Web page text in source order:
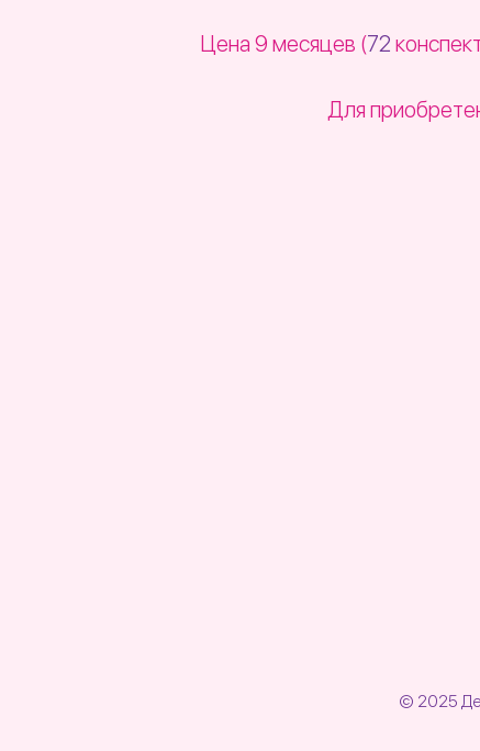
Цена 9 месяцев (72
Для
© 2025